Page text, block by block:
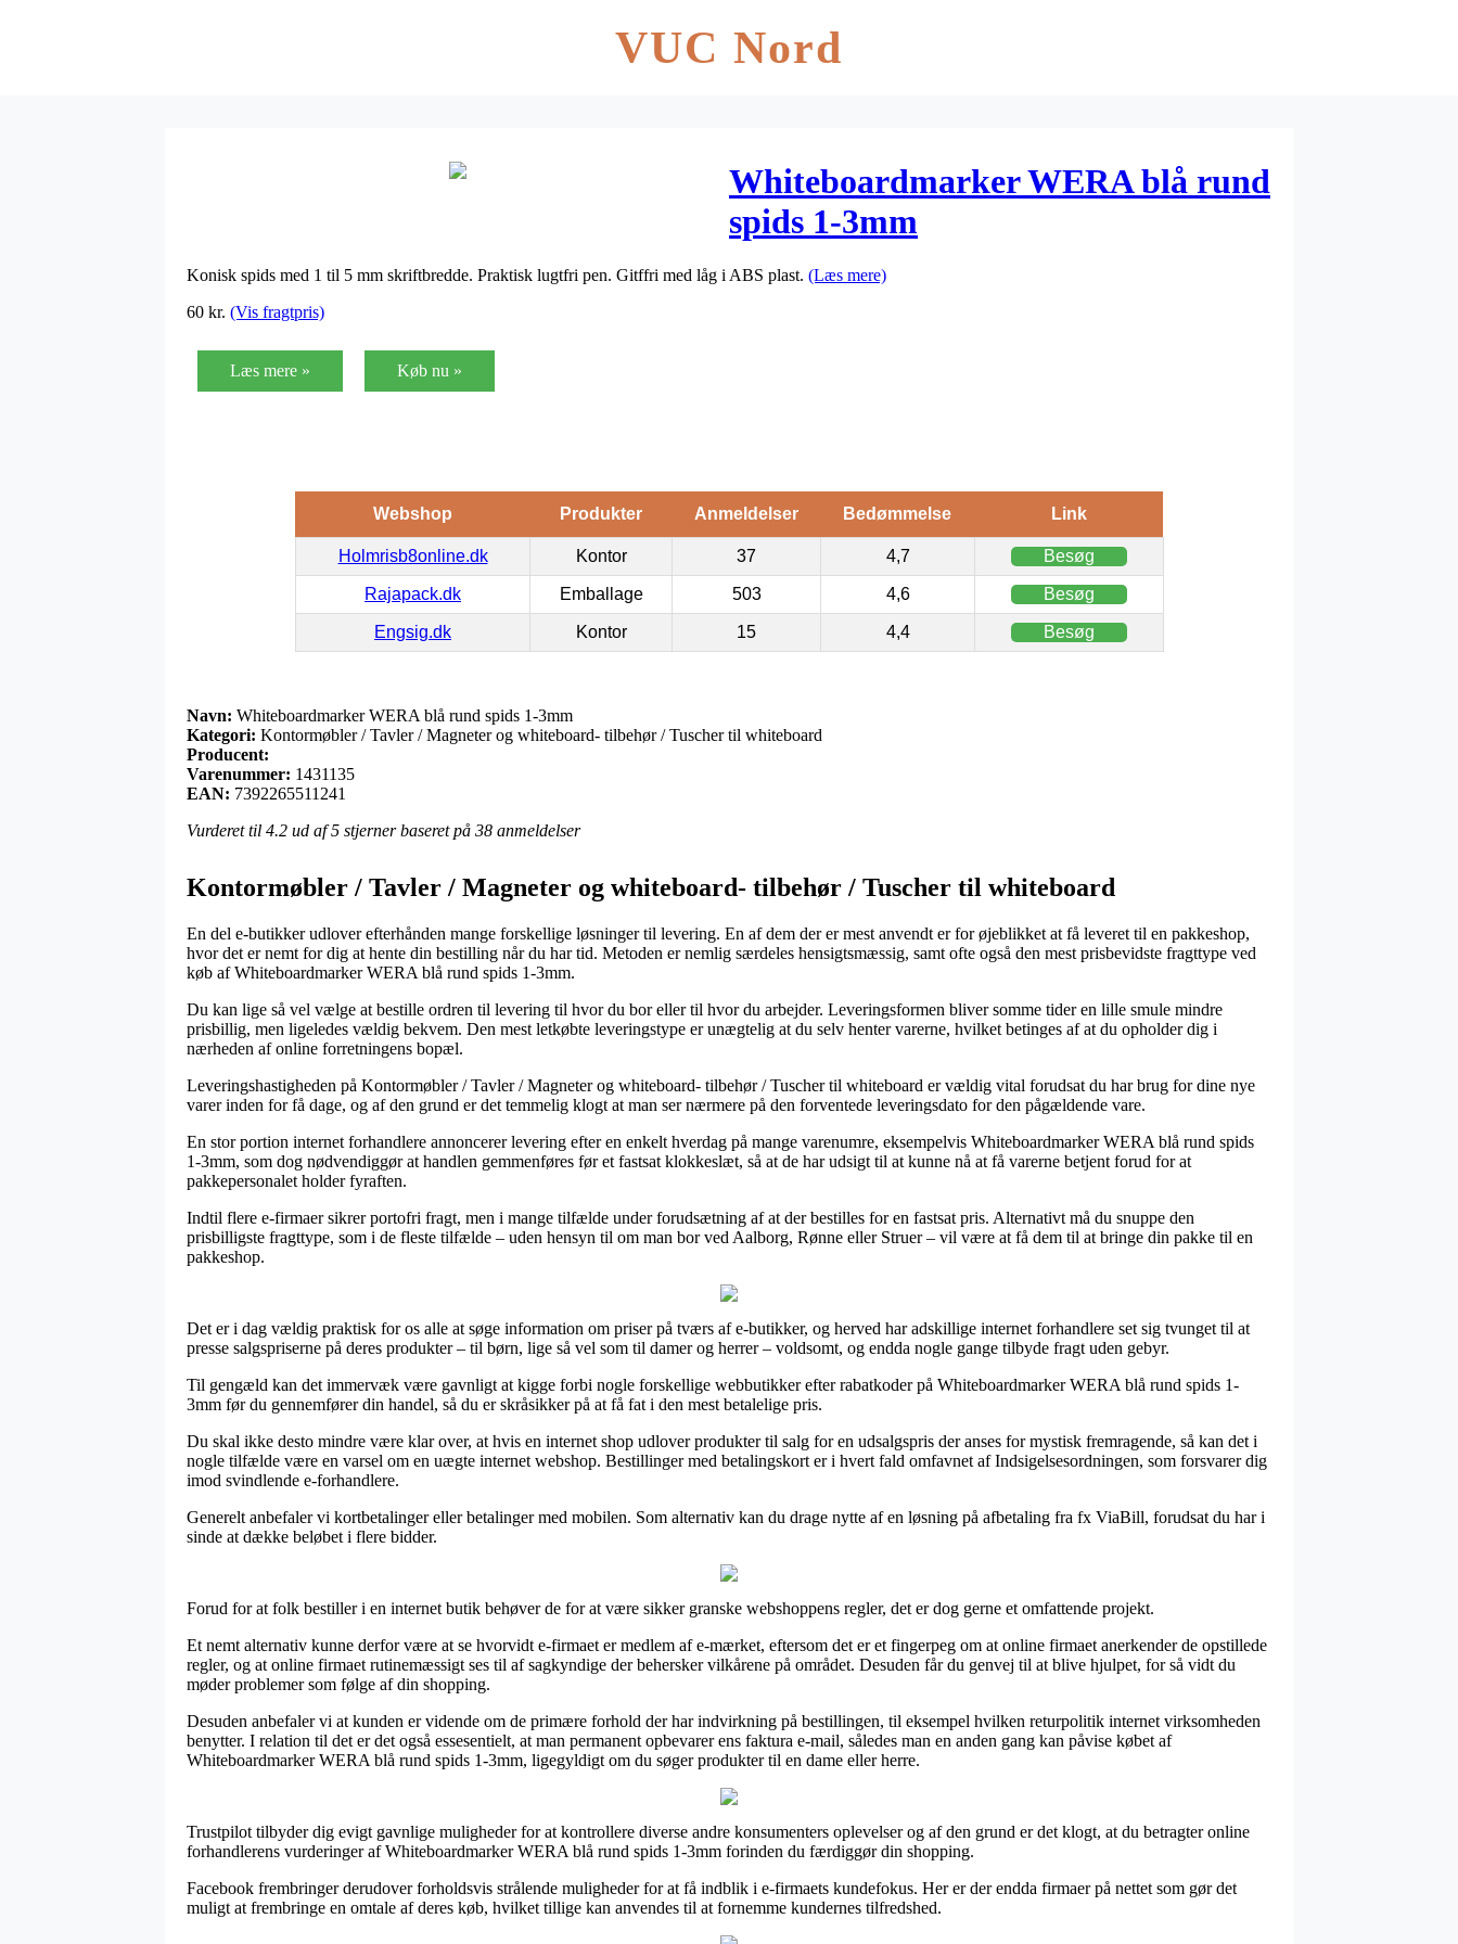
VUC Nord
Whiteboardmarker WERA blå rund
spids 1-3mm
Konisk spids med 1 til 5 mm skriftbredde. Praktisk lugtfri pen. Gitffri med låg i ABS plast. (Læs mere)
60 kr. (Vis fragtpris)
Læs mere » Køb nu »
Webshop Produkter Anmeldelser Bedømmelse Link
Holmrisb8online.dk Kontor 37 4,7 Besøg
Rajapack.dk Emballage 503 4,6 Besøg
Engsig.dk Kontor 15 4,4 Besøg
Navn: Whiteboardmarker WERA blå rund spids 1-3mm
Kategori: Kontormøbler / Tavler / Magneter og whiteboard- tilbehør / Tuscher til whiteboard
Producent:
Varenummer: 1431135
EAN: 7392265511241
Vurderet til 4.2 ud af 5 stjerner baseret på 38 anmeldelser
Kontormøbler / Tavler / Magneter og whiteboard- tilbehør / Tuscher til whiteboard
En del e-butikker udlover efterhånden mange forskellige løsninger til levering. En af dem der er mest anvendt er for øjeblikket at få leveret til en pakkeshop,
hvor det er nemt for dig at hente din bestilling når du har tid. Metoden er nemlig særdeles hensigtsmæssig, samt ofte også den mest prisbevidste fragttype ved
køb af Whiteboardmarker WERA blå rund spids 1-3mm.
Du kan lige så vel vælge at bestille ordren til levering til hvor du bor eller til hvor du arbejder. Leveringsformen bliver somme tider en lille smule mindre
prisbillig, men ligeledes vældig bekvem. Den mest letkøbte leveringstype er unægtelig at du selv henter varerne, hvilket betinges af at du opholder dig i
nærheden af online forretningens bopæl.
Leveringshastigheden på Kontormøbler / Tavler / Magneter og whiteboard- tilbehør / Tuscher til whiteboard er vældig vital forudsat du har brug for dine nye
varer inden for få dage, og af den grund er det temmelig klogt at man ser nærmere på den forventede leveringsdato for den pågældende vare.
En stor portion internet forhandlere annoncerer levering efter en enkelt hverdag på mange varenumre, eksempelvis Whiteboardmarker WERA blå rund spids
1-3mm, som dog nødvendiggør at handlen gemmenføres før et fastsat klokkeslæt, så at de har udsigt til at kunne nå at få varerne betjent forud for at
pakkepersonalet holder fyraften.
Indtil flere e-firmaer sikrer portofri fragt, men i mange tilfælde under forudsætning af at der bestilles for en fastsat pris. Alternativt må du snuppe den
prisbilligste fragttype, som i de fleste tilfælde – uden hensyn til om man bor ved Aalborg, Rønne eller Struer – vil være at få dem til at bringe din pakke til en
pakkeshop.
Det er i dag vældig praktisk for os alle at søge information om priser på tværs af e-butikker, og herved har adskillige internet forhandlere set sig tvunget til at
presse salgspriserne på deres produkter – til børn, lige så vel som til damer og herrer – voldsomt, og endda nogle gange tilbyde fragt uden gebyr.
Til gengæld kan det immervæk være gavnligt at kigge forbi nogle forskellige webbutikker efter rabatkoder på Whiteboardmarker WERA blå rund spids 1-
3mm før du gennemfører din handel, så du er skråsikker på at få fat i den mest betalelige pris.
Du skal ikke desto mindre være klar over, at hvis en internet shop udlover produkter til salg for en udsalgspris der anses for mystisk fremragende, så kan det i
nogle tilfælde være en varsel om en uægte internet webshop. Bestillinger med betalingskort er i hvert fald omfavnet af Indsigelsesordningen, som forsvarer dig
imod svindlende e-forhandlere.
Generelt anbefaler vi kortbetalinger eller betalinger med mobilen. Som alternativ kan du drage nytte af en løsning på afbetaling fra fx ViaBill, forudsat du har i
sinde at dække beløbet i flere bidder.
Forud for at folk bestiller i en internet butik behøver de for at være sikker granske webshoppens regler, det er dog gerne et omfattende projekt.
Et nemt alternativ kunne derfor være at se hvorvidt e-firmaet er medlem af e-mærket, eftersom det er et fingerpeg om at online firmaet anerkender de opstillede
regler, og at online firmaet rutinemæssigt ses til af sagkyndige der behersker vilkårene på området. Desuden får du genvej til at blive hjulpet, for så vidt du
møder problemer som følge af din shopping.
Desuden anbefaler vi at kunden er vidende om de primære forhold der har indvirkning på bestillingen, til eksempel hvilken returpolitik internet virksomheden
benytter. I relation til det er det også essesentielt, at man permanent opbevarer ens faktura e-mail, således man en anden gang kan påvise købet af
Whiteboardmarker WERA blå rund spids 1-3mm, ligegyldigt om du søger produkter til en dame eller herre.
Trustpilot tilbyder dig evigt gavnlige muligheder for at kontrollere diverse andre konsumenters oplevelser og af den grund er det klogt, at du betragter online
forhandlerens vurderinger af Whiteboardmarker WERA blå rund spids 1-3mm forinden du færdiggør din shopping.
Facebook frembringer derudover forholdsvis strålende muligheder for at få indblik i e-firmaets kundefokus. Her er der endda firmaer på nettet som gør det
muligt at frembringe en omtale af deres køb, hvilket tillige kan anvendes til at fornemme kundernes tilfredshed.